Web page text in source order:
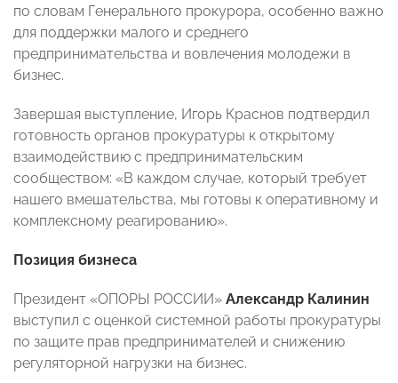
по словам Генерального прокурора, особенно важно
для поддержки малого и среднего
предпринимательства и вовлечения молодежи в
бизнес.
Завершая выступление, Игорь Краснов подтвердил
готовность органов прокуратуры к открытому
взаимодействию с предпринимательским
сообществом: «В каждом случае, который требует
нашего вмешательства, мы готовы к оперативному и
комплексному реагированию».
Позиция бизнеса
Президент «ОПОРЫ РОССИИ» Александр Калинин
выступил с оценкой системной работы прокуратуры
по защите прав предпринимателей и снижению
регуляторной нагрузки на бизнес.